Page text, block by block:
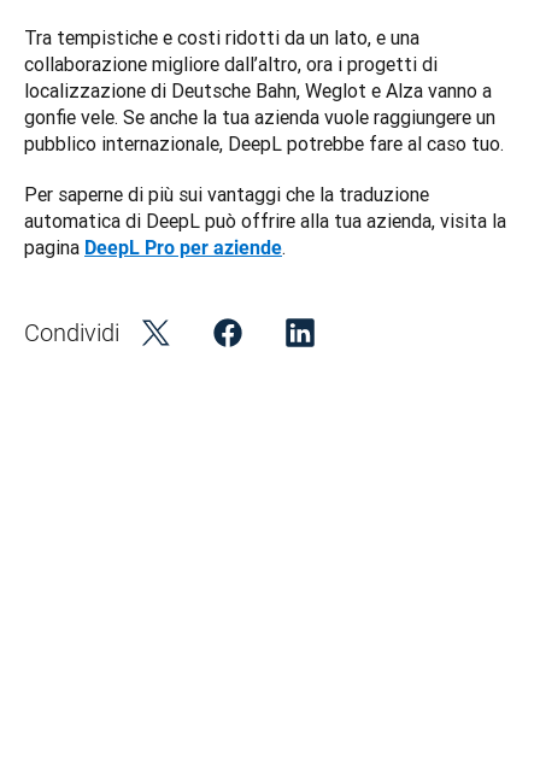
Tra tempistiche e costi ridotti da un lato, e una
collaborazione migliore dall’altro, ora i progetti di
localizzazione di Deutsche Bahn, Weglot e Alza vanno a
gonfie vele. Se anche la tua azienda vuole raggiungere un
pubblico internazionale, DeepL potrebbe fare al caso tuo.
Per saperne di più sui vantaggi che la traduzione
automatica di DeepL può offrire alla tua azienda, visita la
pagina DeepL Pro per aziende.
Condividi